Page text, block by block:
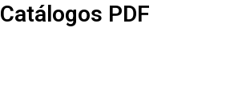
Catálogos PDF